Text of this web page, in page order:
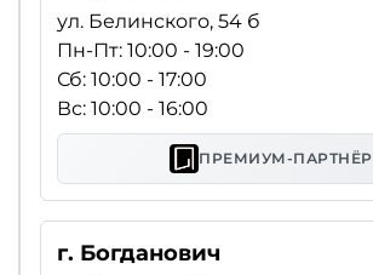
ул. Белинского, 54 б
Пн-Пт: 10:00 - 19:00
Сб: 10:00 - 17:00
Вс: 10:00 - 16:00
ПРЕМИУМ-ПАРТНЁР
г. Богданович